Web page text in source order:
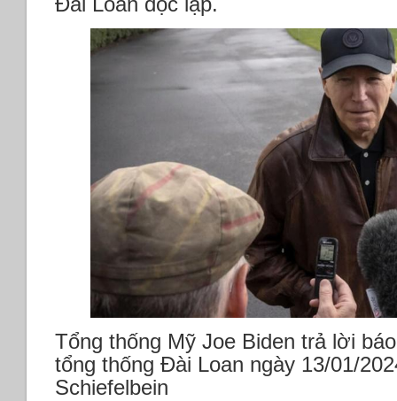
Tổng thống Mỹ Joe Biden trả lời
tổng thống Đài Loan ngày 13/01/
Schiefelbein